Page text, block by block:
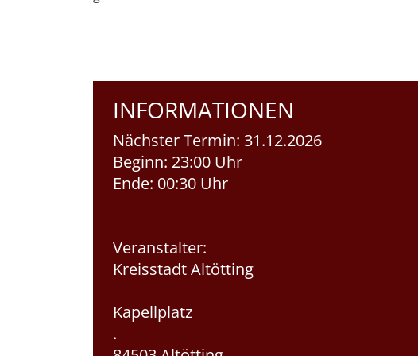
INFORMATIONEN
Nächster Termin: 31.12.2026
Beginn: 23:00 Uhr
Ende: 00:30 Uhr
Veranstalter:
Kreisstadt Altötting
Kapellplatz
.